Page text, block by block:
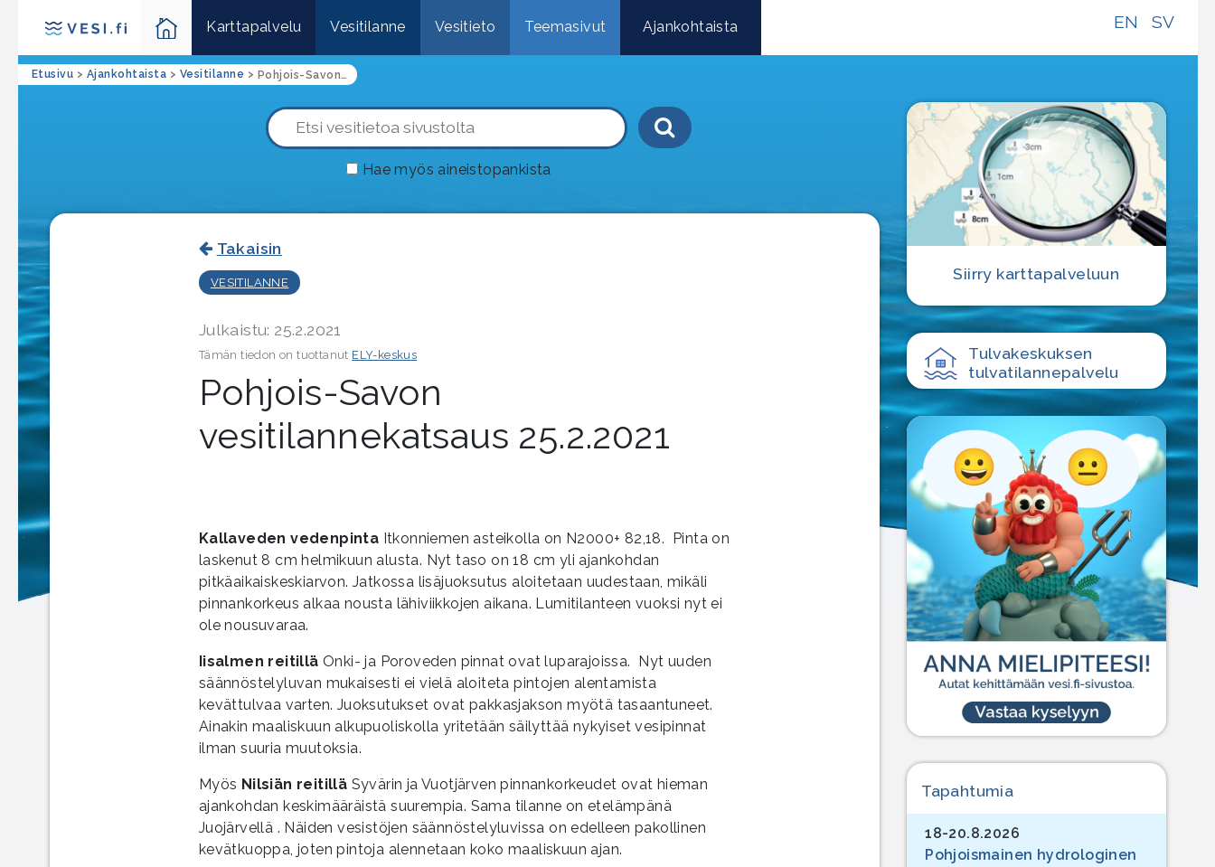
SV
EN
Karttapalvelu Vesitilanne Vesitieto Teemasivut Ajankohtaista
Etusivu > Ajankohtaista > Vesitilanne > Pohjois-Savon vesitilannekatsaus 25.2.2021
Haku-painike
Hae myös aineistopankista
Takaisin
VESITILANNE
Julkaistu: 25.2.2021
Tämän tiedon on tuottanut ELY-keskus
Pohjois-Savon
vesitilannekatsaus 25.2.2021
Kallaveden vedenpinta Itkonniemen asteikolla on N2000+ 82,18. Pinta on
laskenut 8 cm helmikuun alusta. Nyt taso on 18 cm yli ajankohdan
pitkäaikaiskeskiarvon. Jatkossa lisäjuoksutus aloitetaan uudestaan, mikäli
pinnankorkeus alkaa nousta lähiviikkojen aikana. Lumitilanteen vuoksi nyt ei
ole nousuvaraa.
Iisalmen reitillä Onki- ja Poroveden pinnat ovat luparajoissa. Nyt uuden
säännöstelyluvan mukaisesti ei vielä aloiteta pintojen alentamista
kevättulvaa varten. Juoksutukset ovat pakkasjakson myötä tasaantuneet.
Ainakin maaliskuun alkupuoliskolla yritetään säilyttää nykyiset vesipinnat
ilman suuria muutoksia.
Myös Nilsiän reitillä Syvärin ja Vuotjärven pinnankorkeudet ovat hieman
ajankohdan keskimääräistä suurempia. Sama tilanne on etelämpänä
Juojärvellä . Näiden vesistöjen säännöstelyluvissa on edelleen pakollinen
kevätkuoppa, joten pintoja alennetaan koko maaliskuun ajan.
Siirry karttapalveluun
Tulvakeskuksen
tulvatilanne­palvelu
Tapahtumia
18-20.8.2026
Pohjoismainen hydrologinen